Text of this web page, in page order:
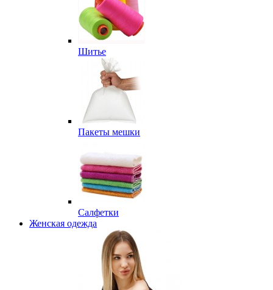
Шитье
Пакеты мешки
Салфетки
Женская одежда